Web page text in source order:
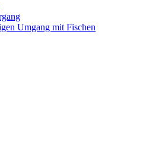
Umgang mit Fischen